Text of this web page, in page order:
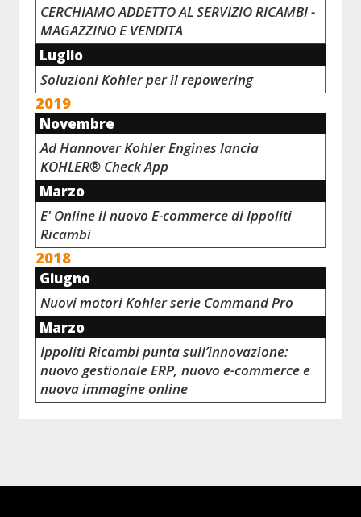
CERCHIAMO ADDETTO AL SERVIZIO RICAMBI -
MAGAZZINO E VENDITA
Luglio
Soluzioni Kohler per il repowering
2019
Novembre
Ad Hannover Kohler Engines lancia
KOHLER® Check App
Marzo
E' Online il nuovo E-commerce di Ippoliti
Ricambi
2018
Giugno
Nuovi motori Kohler serie Command Pro
Marzo
Ippoliti Ricambi punta sull’innovazione:
nuovo gestionale ERP, nuovo e-commerce e
nuova immagine online